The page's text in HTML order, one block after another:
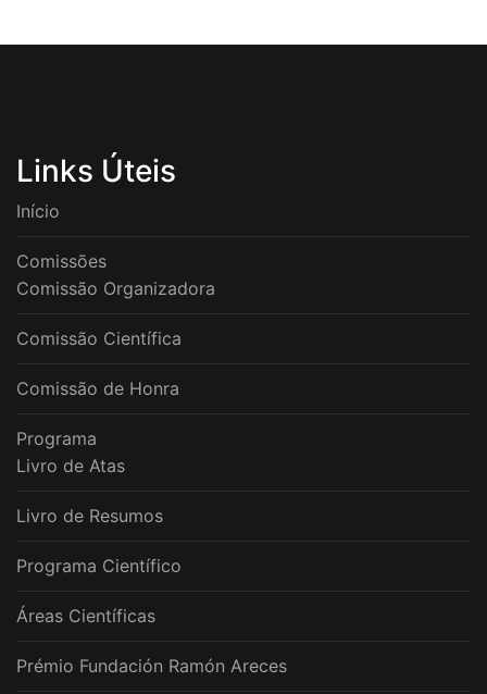
Links Úteis
Início
Comissões
Comissão Organizadora
Comissão Científica
Comissão de Honra
Programa
Livro de Atas
Livro de Resumos
Programa Científico
Áreas Científicas
Prémio Fundación Ramón Areces